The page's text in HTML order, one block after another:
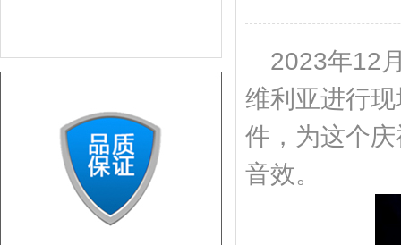
2023年12
维利亚进行
件，为这个
音效。